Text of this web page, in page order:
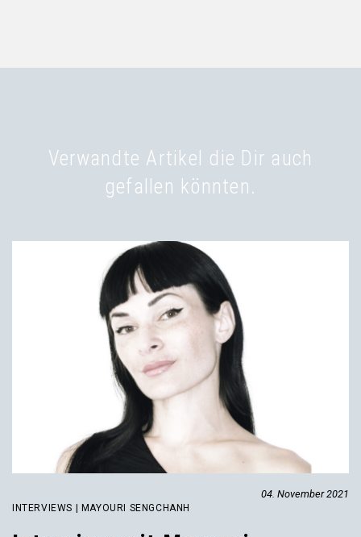
Verwandte Artikel die Dir auch
gefallen könnten.
04. November 2021
INTERVIEWS | MAYOURI SENGCHANH